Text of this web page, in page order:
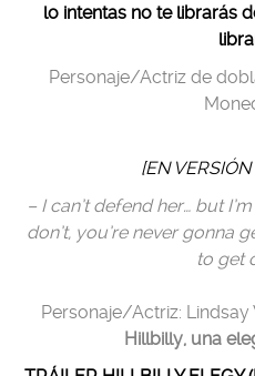
lo intentas no te librarás
Personaje/Actriz de
[EN
– I can’t defend her… but
don’t, you’re never gonna
to get
Personaje/Actriz: Lindsay
Hillbilly, una